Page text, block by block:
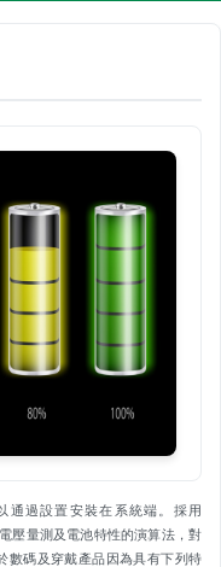
通過設置安裝在系統端。採用
壓量測及電池特性的演算法，對
數碼及穿戴產品因為具有下列特